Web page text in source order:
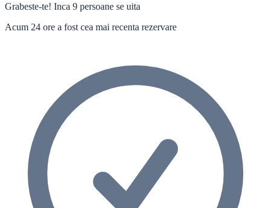
Grabeste-te! Inca 9 persoane se uita
Acum 24 ore a fost cea mai recenta rezervare